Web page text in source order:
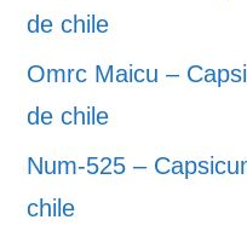
de chile
Omrc Maicu –
de chile
Num-525 –
chile